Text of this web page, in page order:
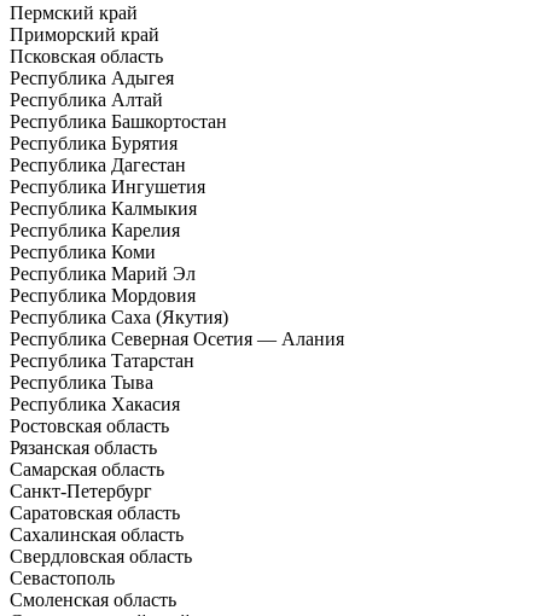
Пермский край
Приморский край
Псковская область
Республика Адыгея
Республика Алтай
Республика Башкортостан
Республика Бурятия
Республика Дагестан
Республика Ингушетия
Республика Калмыкия
Республика Карелия
Республика Коми
Республика Марий Эл
Республика Мордовия
Республика Саха (Якутия)
Республика Северная Осетия — Алания
Республика Татарстан
Республика Тыва
Республика Хакасия
Ростовская область
Рязанская область
Самарская область
Санкт-Петербург
Саратовская область
Сахалинская область
Свердловская область
Севастополь
Смоленская область